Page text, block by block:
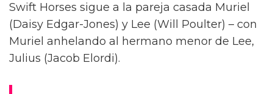
Swift Horses sigue a la pareja casada Muriel
(Daisy Edgar-Jones) y Lee (Will Poulter) – con
Muriel anhelando al hermano menor de Lee,
Julius (Jacob Elordi).